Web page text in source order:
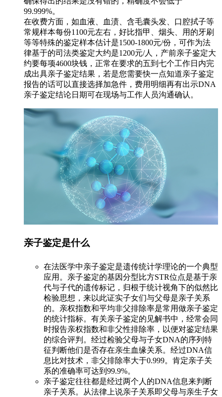
99.999%。
在收费方面，如血液、血渍、含毛囊头发、口腔拭子等
常规样本每份1100元左右，好比指甲、烟头、用的牙刷
等等特殊的鉴定样本估计是1500-1800元/份，可作为法
律基于的司法类鉴定大约是1200元/人，产前亲子鉴定大
约要每项4600块钱，正常在要求的五到七个工作日内完
成出具亲子鉴定结果，若是您需要快一点知道亲子鉴定
报告的话可以直接选择加急件，费用明细再有出示DNA
亲子鉴定结论日期可在现场与工作人员沟通确认。
亲子鉴定是什么
在法医学中亲子鉴定是遗传统计学理论的一个典型
应用。亲子鉴定的基因分型比方STR位点是基于亲
代与子代的遗传标记，归根于统计视角下的似然比
检验思想，来以此证实子女们与父母是亲子关系
的。亲权指数和平均非父排除率是常用做亲子鉴定
的统计指标。有关亲子鉴定的见解书中，经常会同
时报告亲权指数和非父性排除率，以便对鉴定结果
的综合评判。经过检验父母与子女DNA的序列特
征判断他们是否存在亲生血缘关系。经过DNA信
息比对技术，非父排除率大于0.999。肯定亲子关
系的准确率可达到99.9%。
亲子鉴定往往都是经过两个人的DNA信息来判断
亲子关系。从法律上说亲子关系即父母与亲生子女